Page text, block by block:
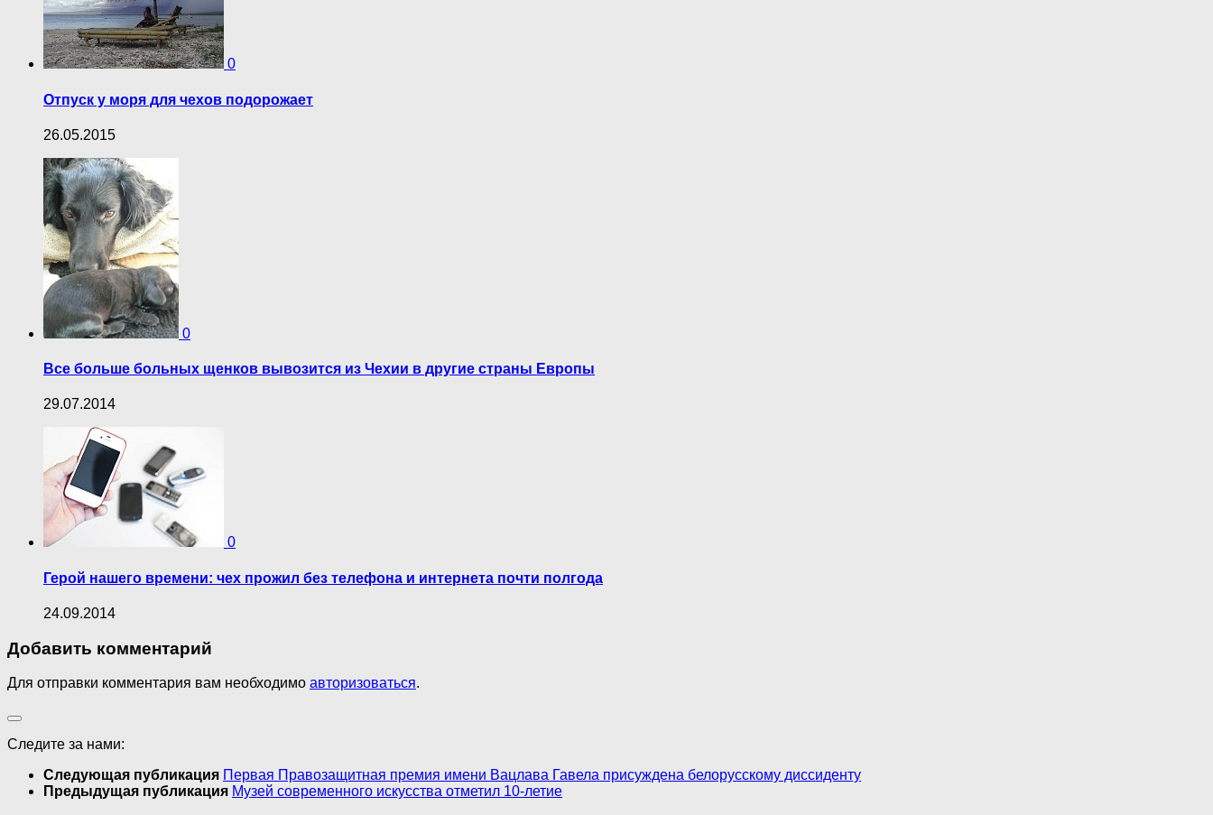
0
Отпуск у моря для чехов подорожает
26.05.2015
0
Все больше больных щенков вывозится из Чехии в другие страны Европы
29.07.2014
0
Герой нашего времени: чех прожил без телефона и интернета почти полгода
24.09.2014
Добавить комментарий
Для отправки комментария вам необходимо авторизоваться.
Следите за нами:
Следующая публикация Первая Правозащитная премия имени Вацлава Гавела присуждена белорусскому диссиденту
Предыдущая публикация Музей современного искусства отметил 10-летие